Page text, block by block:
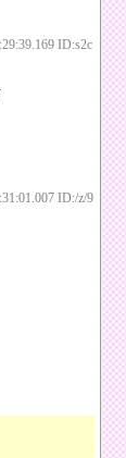
ID:s2c
ID:/z/9